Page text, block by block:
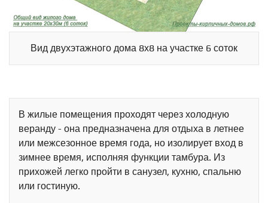
Вид двухэтажного дома 8х8 на участке 6 соток
В жилые помещения проходят через холодную
веранду - она предназначена для отдыха в летнее
или межсезонное время года, но изолирует вход в
зимнее время, исполняя функции тамбура. Из
прихожей легко пройти в санузел, кухню, спальню
или гостиную.